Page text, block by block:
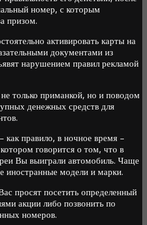
номер, с которым
призом.
активировать карты на
документами из
нарушением правил рекламой
только приманкой, но и поводом
денежных средств для
правило, в ночное время –
говорится о том, что в
Вы выиграли автомобиль. Чаще
иностранные модели и марки.
просят посетить определенный
акции либо позвонить по
номеров.